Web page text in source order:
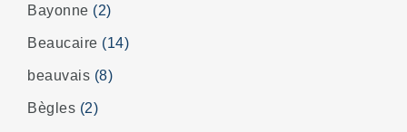
Bayonne (2)
Beaucaire (14)
beauvais (8)
Bègles (2)